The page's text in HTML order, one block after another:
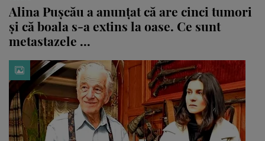
Alina Pușcău a anunțat că are cinci tumori
și că boala s-a extins la oase. Ce sunt
metastazele ...